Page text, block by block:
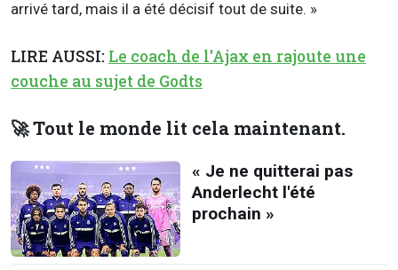
arrivé tard, mais il a été décisif tout de suite. »
LIRE AUSSI: Le coach de l'Ajax en rajoute une
couche au sujet de Godts
🚀 Tout le monde lit cela maintenant.
« Je ne quitterai pas
Anderlecht l'été
prochain »